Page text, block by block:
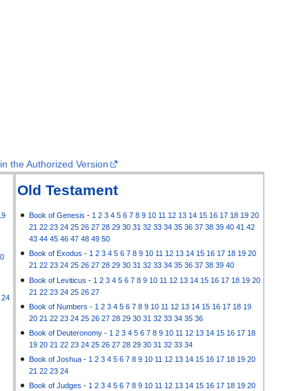
the Authorized Version
Old Testament
Book of Genesis - 1 2 3 4 5 6 7 8 9 10 11 12 13 14 15 16 17 18 19 20
21 22 23 24 25 26 27 28 29 30 31 32 33 34 35 36 37 38 39 40 41 42
43 44 45 46 47 48 49 50
Book of Exodus - 1 2 3 4 5 6 7 8 9 10 11 12 13 14 15 16 17 18 19 20
21 22 23 24 25 26 27 28 29 30 31 32 33 34 35 36 37 38 39 40
Book of Leviticus - 1 2 3 4 5 6 7 8 9 10 11 12 13 14 15 16 17 18 19 20
21 22 23 24 25 26 27
Book of Numbers - 1 2 3 4 5 6 7 8 9 10 11 12 13 14 15 16 17 18 19
20 21 22 23 24 25 26 27 28 29 30 31 32 33 34 35 36
Book of Deuteronomy - 1 2 3 4 5 6 7 8 9 10 11 12 13 14 15 16 17 18
19 20 21 22 23 24 25 26 27 28 29 30 31 32 33 34
Book of Joshua - 1 2 3 4 5 6 7 8 9 10 11 12 13 14 15 16 17 18 19 20
21 22 23 24
Book of Judges - 1 2 3 4 5 6 7 8 9 10 11 12 13 14 15 16 17 18 19 20
24